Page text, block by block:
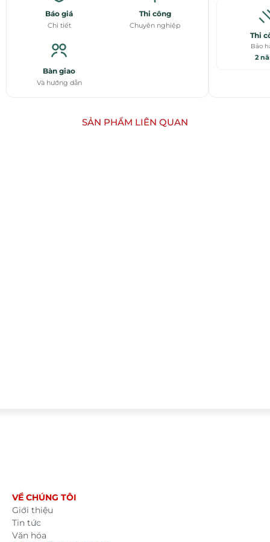
Báo giá
Chi tiết
Thi công
Chuyên nghiệp
Bàn giao
Và hướng dẫn
Thi
Bảo
2
SẢN PHẨM LIÊN QUAN
VỀ CHÚNG TÔI
Giới thiệu
Tin tức
Văn hóa